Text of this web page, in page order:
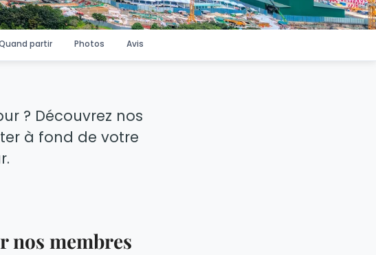
partir Photos Avis
? Découvrez nos
à fond de votre
nos membres